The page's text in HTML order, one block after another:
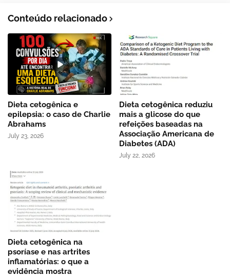
Conteúdo relacionado
Dieta cetogênica e
epilepsia: o caso de Charlie
Abrahams
July 23, 2026
Dieta cetogênica reduziu
mais a glicose do que
refeições baseadas na
Associação Americana de
Diabetes (ADA)
July 22, 2026
Dieta cetogênica na
psoríase e nas artrites
inflamatórias: o que a
evidência mostra